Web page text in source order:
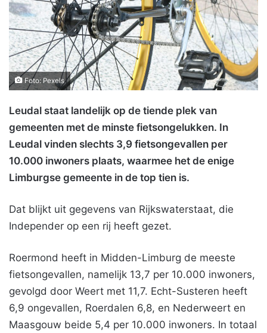
Foto: Pexels
Leudal staat landelijk op de tiende plek van
gemeenten met de minste fietsongelukken. In
Leudal vinden slechts 3,9 fietsongevallen per
10.000 inwoners plaats, waarmee het de enige
Limburgse gemeente in de top tien is.
Dat blijkt uit gegevens van Rijkswaterstaat, die
Independer op een rij heeft gezet.
Roermond heeft in Midden-Limburg de meeste
fietsongevallen, namelijk 13,7 per 10.000 inwoners,
gevolgd door Weert met 11,7. Echt-Susteren heeft
6,9 ongevallen, Roerdalen 6,8, en Nederweert en
Maasgouw beide 5,4 per 10.000 inwoners. In totaal